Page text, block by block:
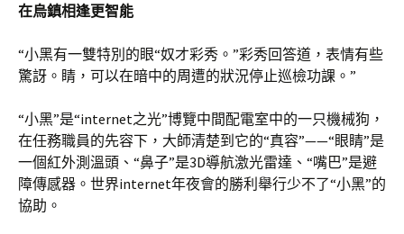
在烏鎮相逢更智能
“小黑有一雙特別的眼“奴才彩秀。”彩秀回答道，表情有些
驚訝。睛，可以在暗中的周遭的狀況停止巡檢功課。”
“小黑”是“internet之光”博覽中間配電室中的一只機械狗，
在任務職員的先容下，大師清楚到它的“真容”——“眼睛”是
一個紅外測溫頭、“鼻子”是3D導航激光雷達、“嘴巴”是避
障傳感器。世界internet年夜會的勝利舉行少不了“小黑”的
協助。